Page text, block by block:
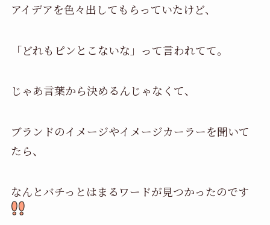
アイデアを色々出してもらっていたけど、
「どれもピンとこないな」って言われてて。
じゃあ言葉から決めるんじゃなくて、
ブランドのイメージやイメージカーラーを聞いて
たら、
なんとバチっとはまるワードが見つかったのです